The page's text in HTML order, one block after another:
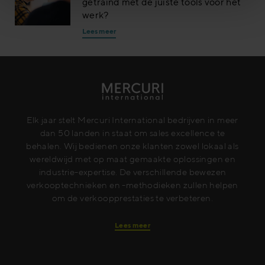
werk?
Lees meer
Elk jaar stelt Mercuri International bedrijven in meer
dan 50 landen in staat om sales excellence te
behalen. Wij bedienen onze klanten zowel lokaal als
wereldwijd met op maat gemaakte oplossingen en
industrie-expertise. De verschillende bewezen
verkooptechnieken en -methodieken zullen helpen
om de verkoopprestaties te verbeteren.
Lees meer